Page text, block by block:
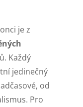
je z
Každý
jedinečný
od
Pro